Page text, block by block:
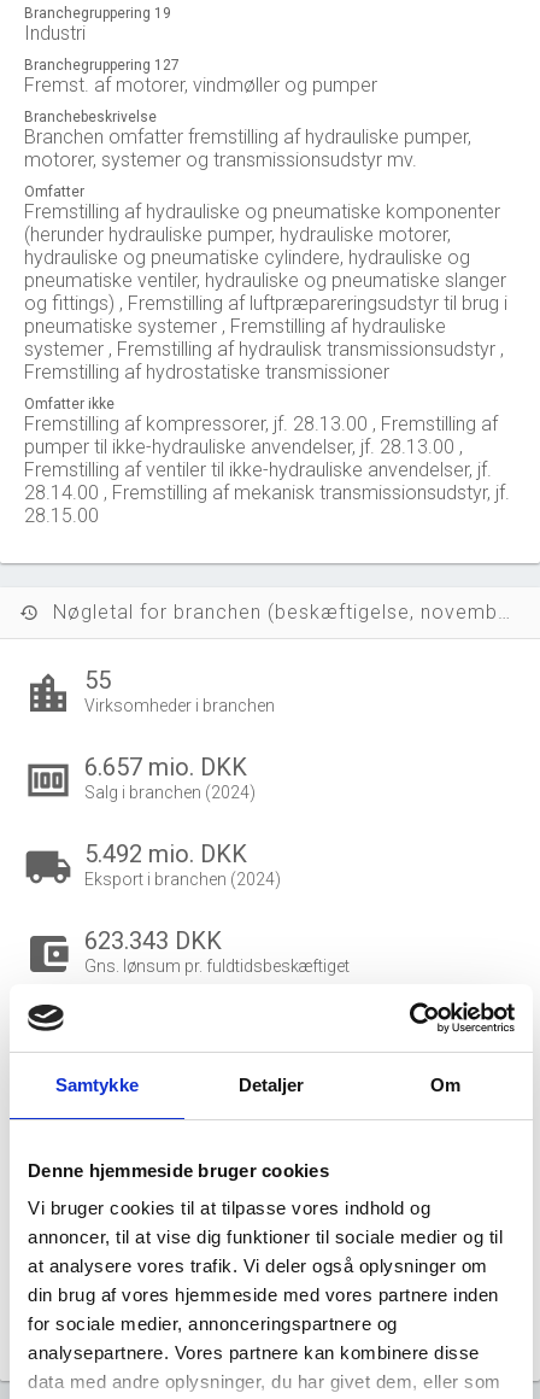
Samtykke Detaljer Om
Denne hjemmeside bruger cookies
Vi bruger cookies til at tilpasse vores indhold og
annoncer, til at vise dig funktioner til sociale medier og til
at analysere vores trafik. Vi deler også oplysninger om
din brug af vores hjemmeside med vores partnere inden
for sociale medier, annonceringspartnere og
analysepartnere. Vores partnere kan kombinere disse
data med andre oplysninger, du har givet dem, eller som
Branchegruppering 19
Industri
Branchegruppering 127
Fremst. af motorer, vindmøller og pumper
Branchebeskrivelse
Branchen omfatter fremstilling af hydrauliske pumper,
motorer, systemer og transmissionsudstyr mv.
Omfatter
Fremstilling af hydrauliske og pneumatiske komponenter
(herunder hydrauliske pumper, hydrauliske motorer,
hydrauliske og pneumatiske cylindere, hydrauliske og
pneumatiske ventiler, hydrauliske og pneumatiske slanger
og fittings) , Fremstilling af luftpræpareringsudstyr til brug i
pneumatiske systemer , Fremstilling af hydrauliske
systemer , Fremstilling af hydraulisk transmissionsudstyr ,
Fremstilling af hydrostatiske transmissioner
Omfatter ikke
Fremstilling af kompressorer, jf. 28.13.00 , Fremstilling af
pumper til ikke-hydrauliske anvendelser, jf. 28.13.00 ,
Fremstilling af ventiler til ikke-hydrauliske anvendelser, jf.
28.14.00 , Fremstilling af mekanisk transmissionsudstyr, jf.
28.15.00
history Nøgletal for branchen (beskæftigelse, november 2023)
location_city 55
Virksomheder i branchen
money 6.657 mio. DKK
Salg i branchen (2024)
local_shipping 5.492 mio. DKK
Eksport i branchen (2024)
account_balance_wallet 623.343 DKK
Gns. lønsum pr. fuldtidsbeskæftiget
people_outline Beskæftigede i branchen
group 2.339
586
Beskæftigede kvinder i branchen
1.797
Beskæftigede mænd i branchen
Gå tilUdvidet brancheanalysefor historiske data.